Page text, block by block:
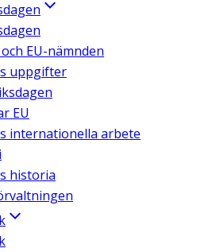
EU-nämnden
uppgifter
EU
internationella arbete
historia